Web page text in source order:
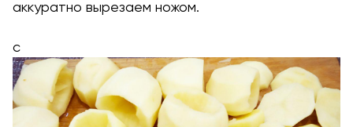
аккуратно вырезаем ножом.
с